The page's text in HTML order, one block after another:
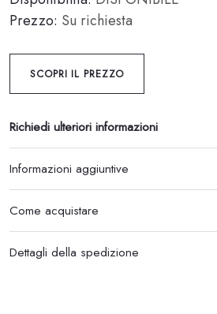
Prezzo: Su richiesta
SCOPRI IL PREZZO
Richiedi ulteriori informazioni
Informazioni aggiuntive
Come acquistare
Dettagli della spedizione